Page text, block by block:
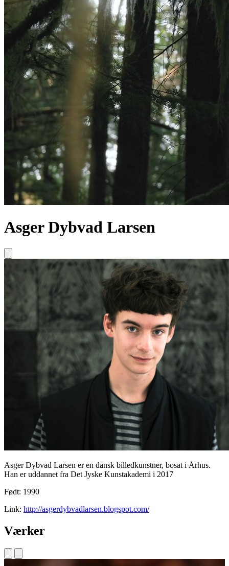
Asger Dybvad Larsen
Asger Dybvad Larsen er en dansk billedkunstner, bosat i Århus.
Han er uddannet fra Det Jyske Kunstakademi i 2017
Født: 1990
Link: http://asgerdybvadlarsen.blogspot.com/
Værker